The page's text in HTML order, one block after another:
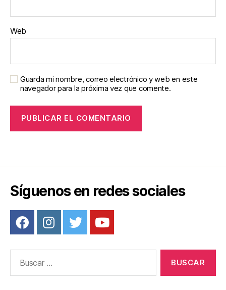
Web
Guarda mi nombre, correo electrónico y web en este
navegador para la próxima vez que comente.
Síguenos en redes sociales